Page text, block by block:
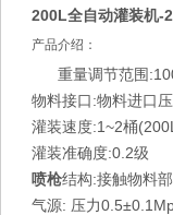
200L全自动灌装机-
产品介绍：
重量调节范围
物料接口:物料进口
灌装速度:1~2桶
灌装准确度:0.2级
喷枪结构:接触物料
气源: 压力